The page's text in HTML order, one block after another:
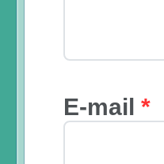
E-mail *